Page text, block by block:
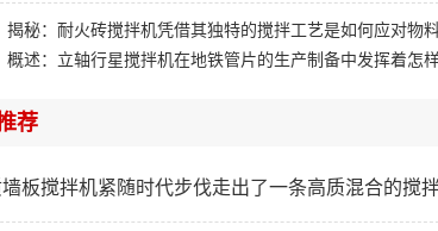
揭秘：耐火砖搅拌机凭借其独特的搅拌工艺是如何应对物
概述：立轴行星搅拌机在地铁管片的生产制备中发挥着怎
荐
板搅拌机紧随时代步伐走出了一条高质混合的搅